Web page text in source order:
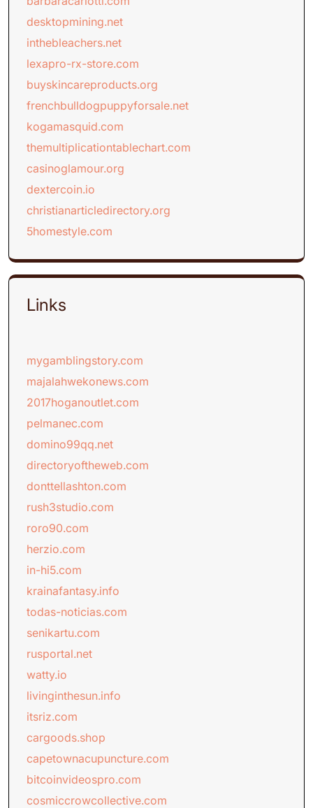
desktopmining.net
inthebleachers.net
lexapro-rx-store.com
buyskincareproducts.org
frenchbulldogpuppyforsale.net
kogamasquid.com
themultiplicationtablechart.com
casinoglamour.org
dextercoin.io
christianarticledirectory.org
5homestyle.com
Links
mygamblingstory.com
majalahwekonews.com
2017hoganoutlet.com
pelmanec.com
domino99qq.net
directoryoftheweb.com
donttellashton.com
rush3studio.com
roro90.com
herzio.com
in-hi5.com
krainafantasy.info
todas-noticias.com
senikartu.com
rusportal.net
watty.io
livinginthesun.info
itsriz.com
cargoods.shop
capetownacupuncture.com
bitcoinvideospro.com
cosmiccrowcollective.com